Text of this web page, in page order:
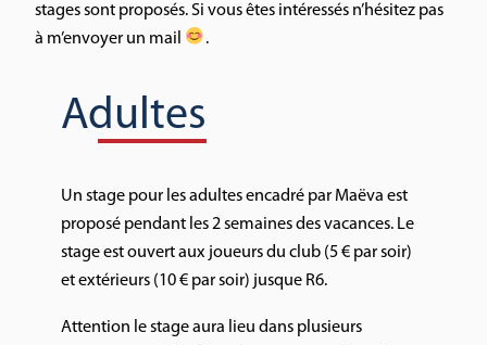
stages sont proposés. Si vous êtes intéressés n’hésitez pas
à m’envoyer un mail
.
Adultes
Un stage pour les adultes encadré par Maëva est
proposé pendant les 2 semaines des vacances. Le
stage est ouvert aux joueurs du club (5 € par soir)
et extérieurs (10 € par soir) jusque R6.
Attention le stage aura lieu dans plusieurs